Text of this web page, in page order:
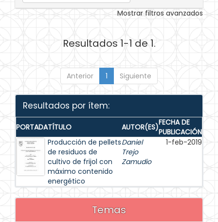
Mostrar filtros avanzados
Resultados 1-1 de 1.
Anterior 1 Siguiente
Resultados por ítem:
PORTADATÍTULO AUTOR(ES)FECHA DE
PUBLICACIÓN
Producción de pellets
de residuos de
cultivo de frijol con
máximo contenido
energético
Daniel
Trejo
Zamudio
1-feb-2019
Temas